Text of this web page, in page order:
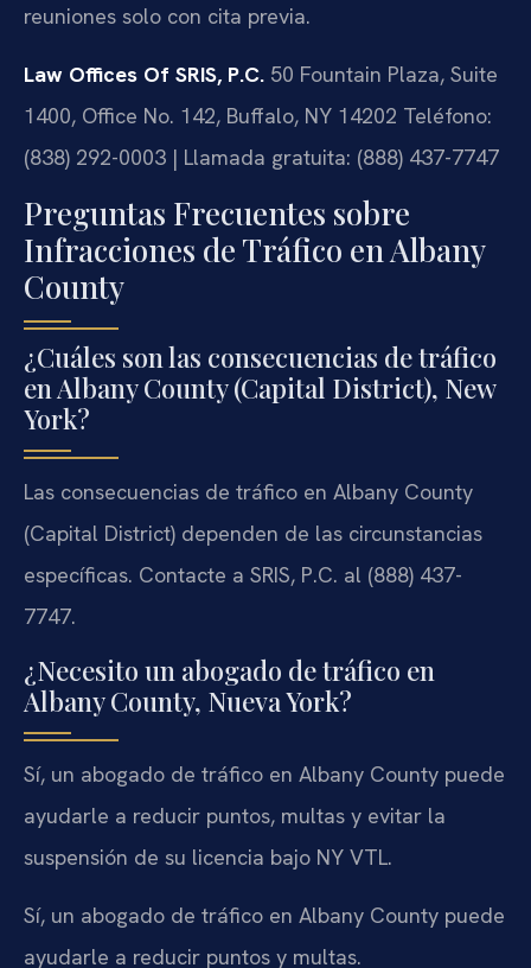
reuniones solo con cita previa.
Law Offices Of SRIS, P.C. 50 Fountain Plaza, Suite
1400, Office No. 142, Buffalo, NY 14202 Teléfono:
(838) 292-0003 | Llamada gratuita: (888) 437-7747
Preguntas Frecuentes sobre
Infracciones de Tráfico en Albany
County
¿Cuáles son las consecuencias de tráfico
en Albany County (Capital District), New
York?
Las consecuencias de tráfico en Albany County
(Capital District) dependen de las circunstancias
específicas. Contacte a SRIS, P.C. al (888) 437-
7747.
¿Necesito un abogado de tráfico en
Albany County, Nueva York?
Sí, un abogado de tráfico en Albany County puede
ayudarle a reducir puntos, multas y evitar la
suspensión de su licencia bajo NY VTL.
Sí, un abogado de tráfico en Albany County puede
ayudarle a reducir puntos y multas.